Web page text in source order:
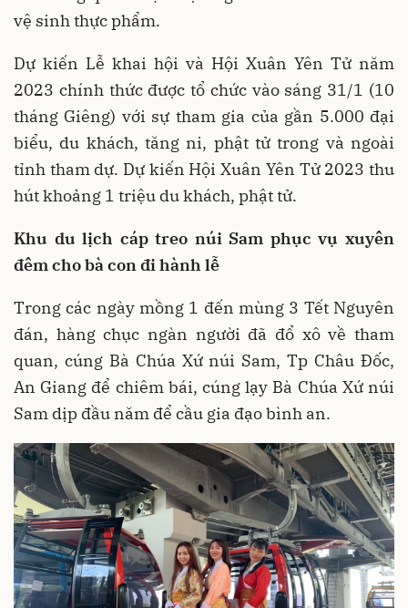
vệ sinh thực phẩm.
Dự kiến Lễ khai hội và Hội Xuân Yên Tử năm
2023 chính thức được tổ chức vào sáng 31/1 (10
tháng Giêng) với sự tham gia của gần 5.000 đại
biểu, du khách, tăng ni, phật tử trong và ngoài
tỉnh tham dự. Dự kiến Hội Xuân Yên Tử 2023 thu
hút khoảng 1 triệu du khách, phật tử.
Khu du lịch cáp treo núi Sam phục vụ xuyên
đêm cho bà con đi hành lễ
Trong các ngày mồng 1 đến mùng 3 Tết Nguyên
đán, hàng chục ngàn người đã đổ xô về tham
quan, cúng Bà Chúa Xứ núi Sam, Tp Châu Đốc,
An Giang để chiêm bái, cúng lạy Bà Chúa Xứ núi
Sam dịp đầu năm để cầu gia đạo bình an.